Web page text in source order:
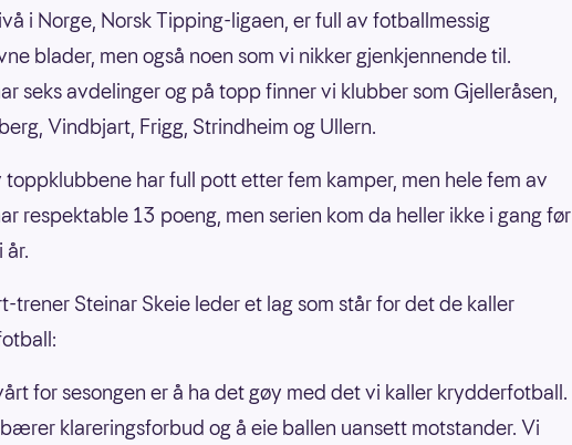
i Norge, Norsk Tipping-ligaen, er full av fotballmessig
blader, men også noen som vi nikker gjenkjennende til.
seks avdelinger og på topp finner vi klubber som Gjelleråsen,
Vindbjart, Frigg, Strindheim og Ullern.
toppklubbene har full pott etter fem kamper, men hele fem av
respektable 13 poeng, men serien kom da heller ikke i gang før
år.
trener Steinar Skeie leder et lag som står for det de kaller
for sesongen er å ha det gøy med det vi kaller krydderfotball.
klareringsforbud og å eie ballen uansett motstander. Vi